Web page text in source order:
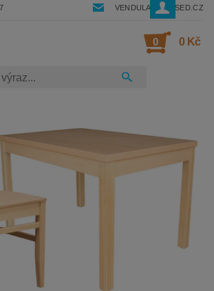
VENDULA@RESSED.CZ
0 0 Kč